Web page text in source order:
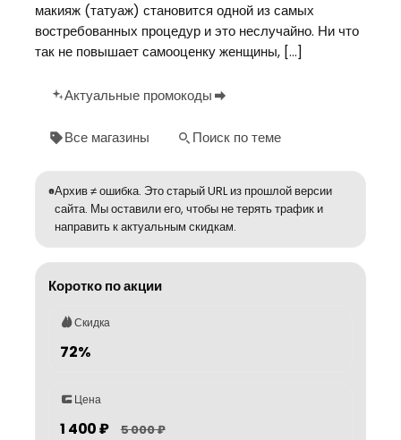
макияж (татуаж) становится одной из самых
востребованных процедур и это неслучайно. Ни что
так не повышает самооценку женщины, […]
Актуальные промокоды
Все магазины Поиск по теме
Архив ≠ ошибка. Это старый URL из прошлой версии
сайта. Мы оставили его, чтобы не терять трафик и
направить к актуальным скидкам.
Коротко по акции
Скидка
72%
Цена
1 400 ₽ 5 000 ₽